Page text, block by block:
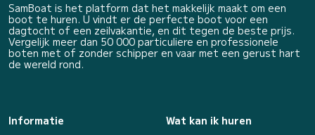
SamBoat is het platform dat het makkelijk maakt om een
boot te huren. U vindt er de perfecte boot voor een
dagtocht of een zeilvakantie, en dit tegen de beste prijs.
Vergelijk meer dan 50 000 particuliere en professionele
boten met of zonder schipper en vaar met een gerust hart
de wereld rond.
Informatie
Wat kan ik huren